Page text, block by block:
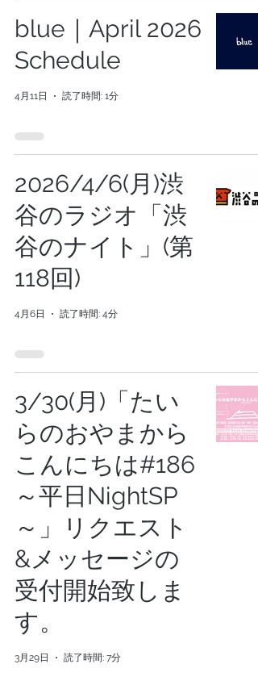
blue｜April 2026
Schedule
4月11日 読了時間: 1分
2026/4/6(月)渋
谷のラジオ「渋
谷のナイト」(第
118回)
4月6日 読了時間: 4分
3/30(月)「たい
らのおやまから
こんにちは#186
～平日NightSP
～」リクエスト
&メッセージの
受付開始致しま
す。
3月29日 読了時間: 7分